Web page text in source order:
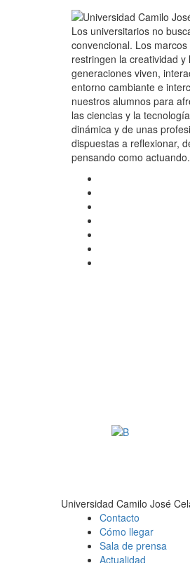
Los universitarios no
convencional. Los
restringen la creatividad
generaciones viven,
entorno cambiante e
nuestros alumnos para
las ciencias y la
dinámica y de unas
dispuestas a reflexionar,
pensando como actuando.
Universidad Camilo José
Contacto
Cómo llegar
Sala de prensa
Actualidad